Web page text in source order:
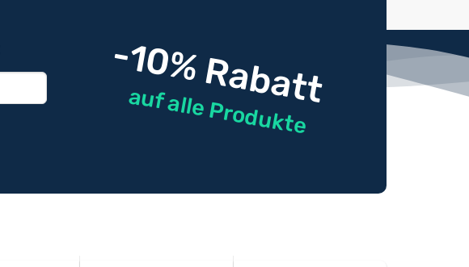
-10% Rabatt
auf alle Produkte